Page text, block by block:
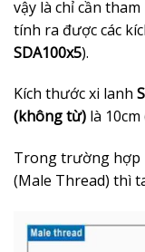
vậy là chỉ cần
tính ra được các
SDA100x5).
Kích thước xi lanh
(không từ) là
Trong trường hợp
(Male Thread) thì